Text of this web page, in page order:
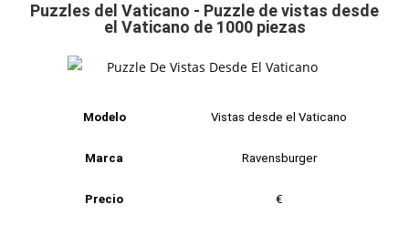
Puzzles del Vaticano - Puzzle de vistas desde
el Vaticano de 1000 piezas
Modelo Vistas desde el Vaticano
Marca Ravensburger
Precio €